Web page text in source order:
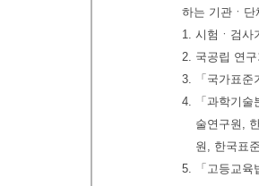
하는 기관ㆍ단
1. 시험ㆍ검사
2. 국공립 연
3. 「국가표준
4. 「과학기술
술연구원,
원, 한국표
5. 「고등교육